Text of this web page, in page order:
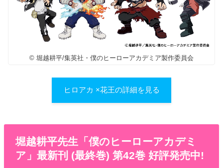
© 堀越耕平/集英社・僕のヒーローアカデミア製作委員会
ヒロアカ ×花王の詳細を見る
堀越耕平先生「僕のヒーローアカデミ
ア」最新刊 (最終巻) 第42巻 好評発売中!